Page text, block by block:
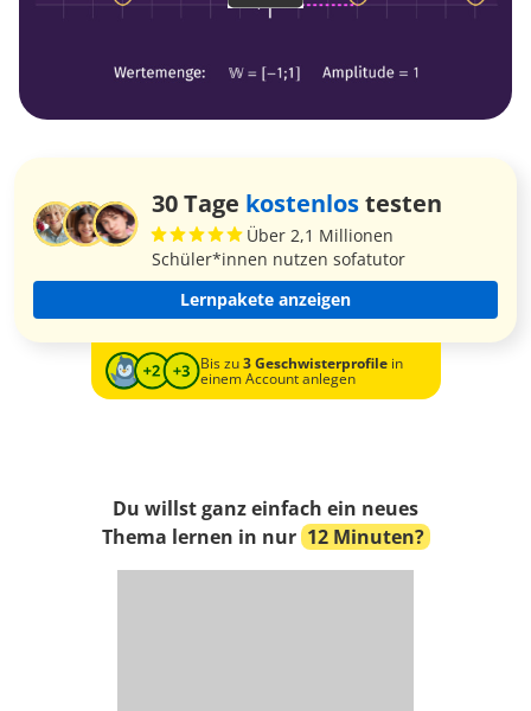
30 Tage kostenlostesten
Über 2,1 Millionen
Schüler*innen nutzen sofatutor
Lernpakete anzeigen
Bis zu3 Geschwisterprofilein
einem Account anlegen
Du willst ganz einfach ein neues
Thema lernen in nur 12 Minuten?